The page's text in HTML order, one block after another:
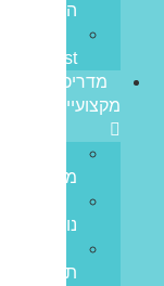
המדינה
Invest
מדריכים
מקצועיים
משתנה
נומינלית
תשומות